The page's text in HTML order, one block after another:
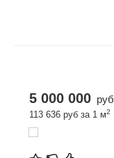
5 000 000 руб
113 636 руб за 1 м2